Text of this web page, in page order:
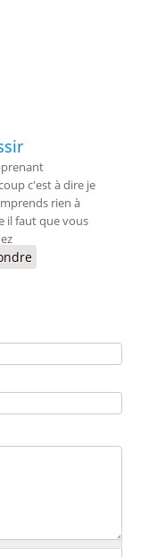
c'est à dire je
rien à
il faut que vous